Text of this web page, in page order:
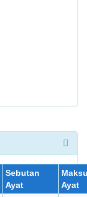
Sebutan
Ayat
Ayat